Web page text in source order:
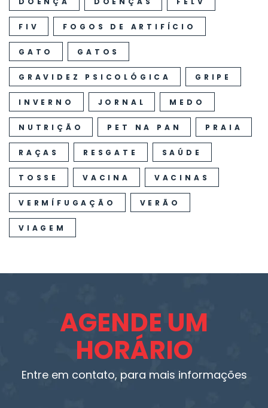
FIV FOGOS DE ARTIFÍCIO
GATO GATOS
GRAVIDEZ PSICOLÓGICA GRIPE
INVERNO JORNAL MEDO
NUTRIÇÃO PET NA PAN PRAIA
RAÇAS RESGATE SAÚDE
TOSSE VACINA VACINAS
VERMÍFUGAÇÃO VERÃO
VIAGEM
AGENDE UM
HORÁRIO
Entre em contato, para mais informações